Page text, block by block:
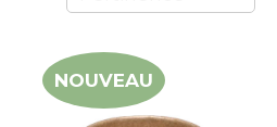
NOUVEAU